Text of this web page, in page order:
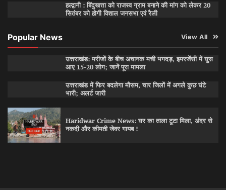
हल्द्वानी : बिंदुखत्ता को राजस्व ग्राम बनाने की मांग को लेकर 20
सितंबर को होगी विशाल जनसभा एवं रैली
Popular News View All
उत्तराखंड: मरीजों के बीच अचानक मची भगदड़, इमरजेंसी में घुस
आए 15-20 लोग; जानें पूरा मामला
उत्तराखंड में फिर बदलेगा मौसम, चार जिलों में अगले कुछ घंटे
भारी; अलर्ट जारी
Haridwar Crime News: घर का ताला टूटा मिला, अंदर से
नकदी और कीमती जेवर गायब !